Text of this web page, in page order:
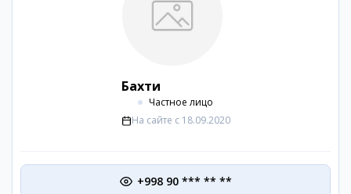
Бахти
Частное лицо
На сайте с 18.09.2020
+998 90 *** ** **